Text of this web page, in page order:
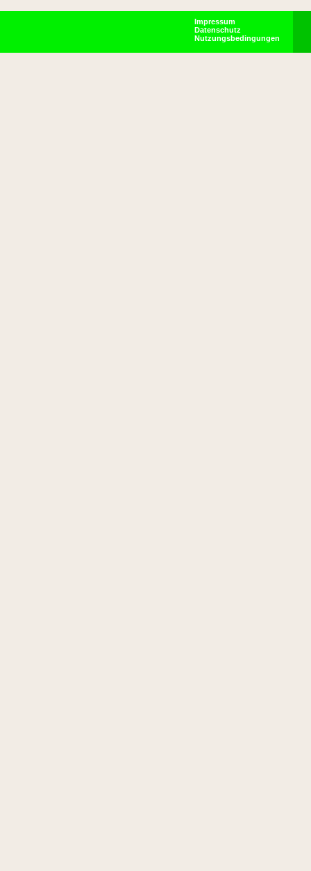
Impressum
Datenschutz
Nutzungsbedingungen